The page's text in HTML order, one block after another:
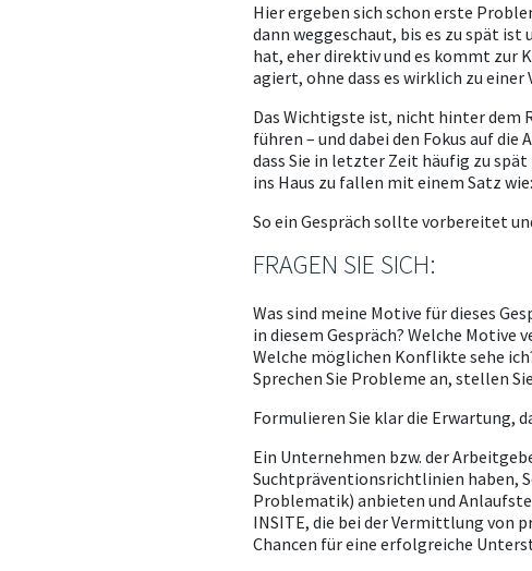
Hier ergeben sich schon erste
dann weggeschaut, bis es zu spät
hat, eher direktiv und es kommt zur
agiert, ohne dass es wirklich zu
Das Wichtigste ist, nicht hinter dem
führen – und dabei den Fokus auf
dass Sie in letzter Zeit häufig zu
ins Haus zu fallen mit einem Satz
So ein Gespräch sollte vorbereitet
FRAGEN SIE SICH:
Was sind meine Motive für dieses
in diesem Gespräch? Welche Motive
Welche möglichen Konflikte sehe
Sprechen Sie Probleme an, stellen
Formulieren Sie klar die Erwartung,
Ein Unternehmen bzw. der
Suchtpräventionsrichtlinien haben,
Problematik) anbieten und
INSITE, die bei der Vermittlung von
Chancen für eine erfolgreiche